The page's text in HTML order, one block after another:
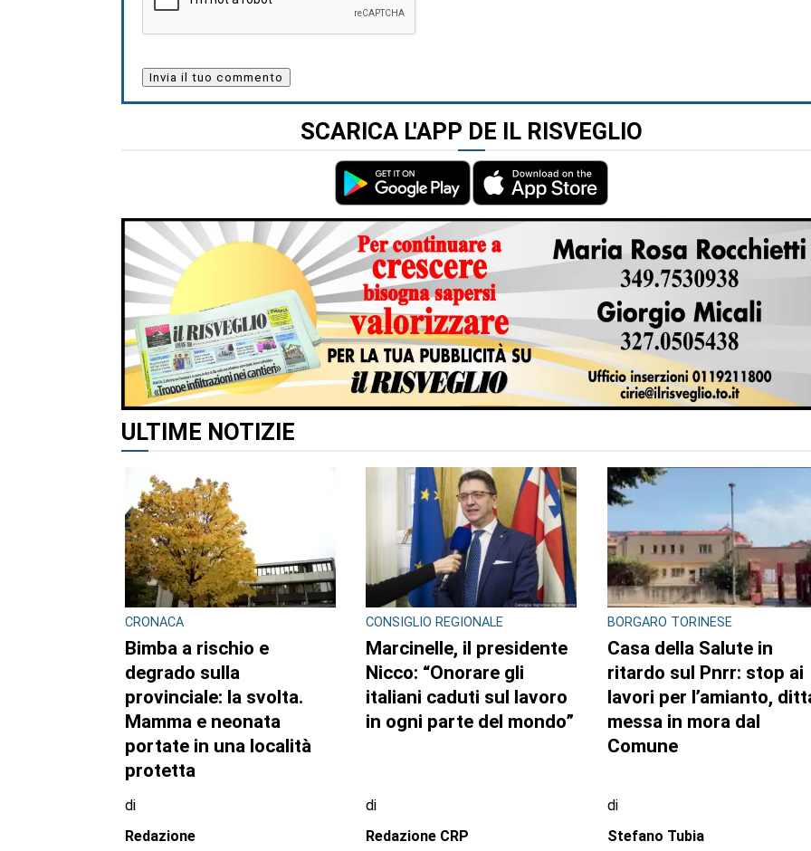
SCARICA L'APP DE IL RISVEGLIO
ULTIME NOTIZIE
CRONACA
Bimba a rischio e
degrado sulla
provinciale: la svolta.
Mamma e neonata
portate in una località
protetta
di
Redazione
CONSIGLIO REGIONALE
Marcinelle, il presidente
Nicco: “Onorare gli
italiani caduti sul lavoro
in ogni parte del mondo”
di
Redazione CRP
BORGARO TORINESE
Casa della Salute in
ritardo sul Pnrr: stop ai
lavori per l’amianto,
messa in mora dal
Comune
di
Stefano Tubia